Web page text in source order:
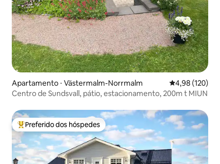
Apartamento ⋅ Västermalm-Norrmalm 4,98 de uma
4,98 (120)
Centro de Sundsvall, pátio, estacionamento, 200m t MIUN
Entre os melhores preferidos dos hóspedes
Preferido dos hóspedes